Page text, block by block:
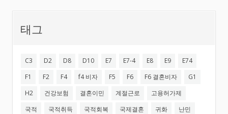
태그
C3 D2 D8 D10 E7 E7-4 E8 E9
E74
F1
F2 F4 f4 비자 F5 F6 F6 결혼비자
G1
H2
건강보험 결혼이민 계절근로
고용허가제
국적
국적취득 국적회복 국제결혼 귀화
난민